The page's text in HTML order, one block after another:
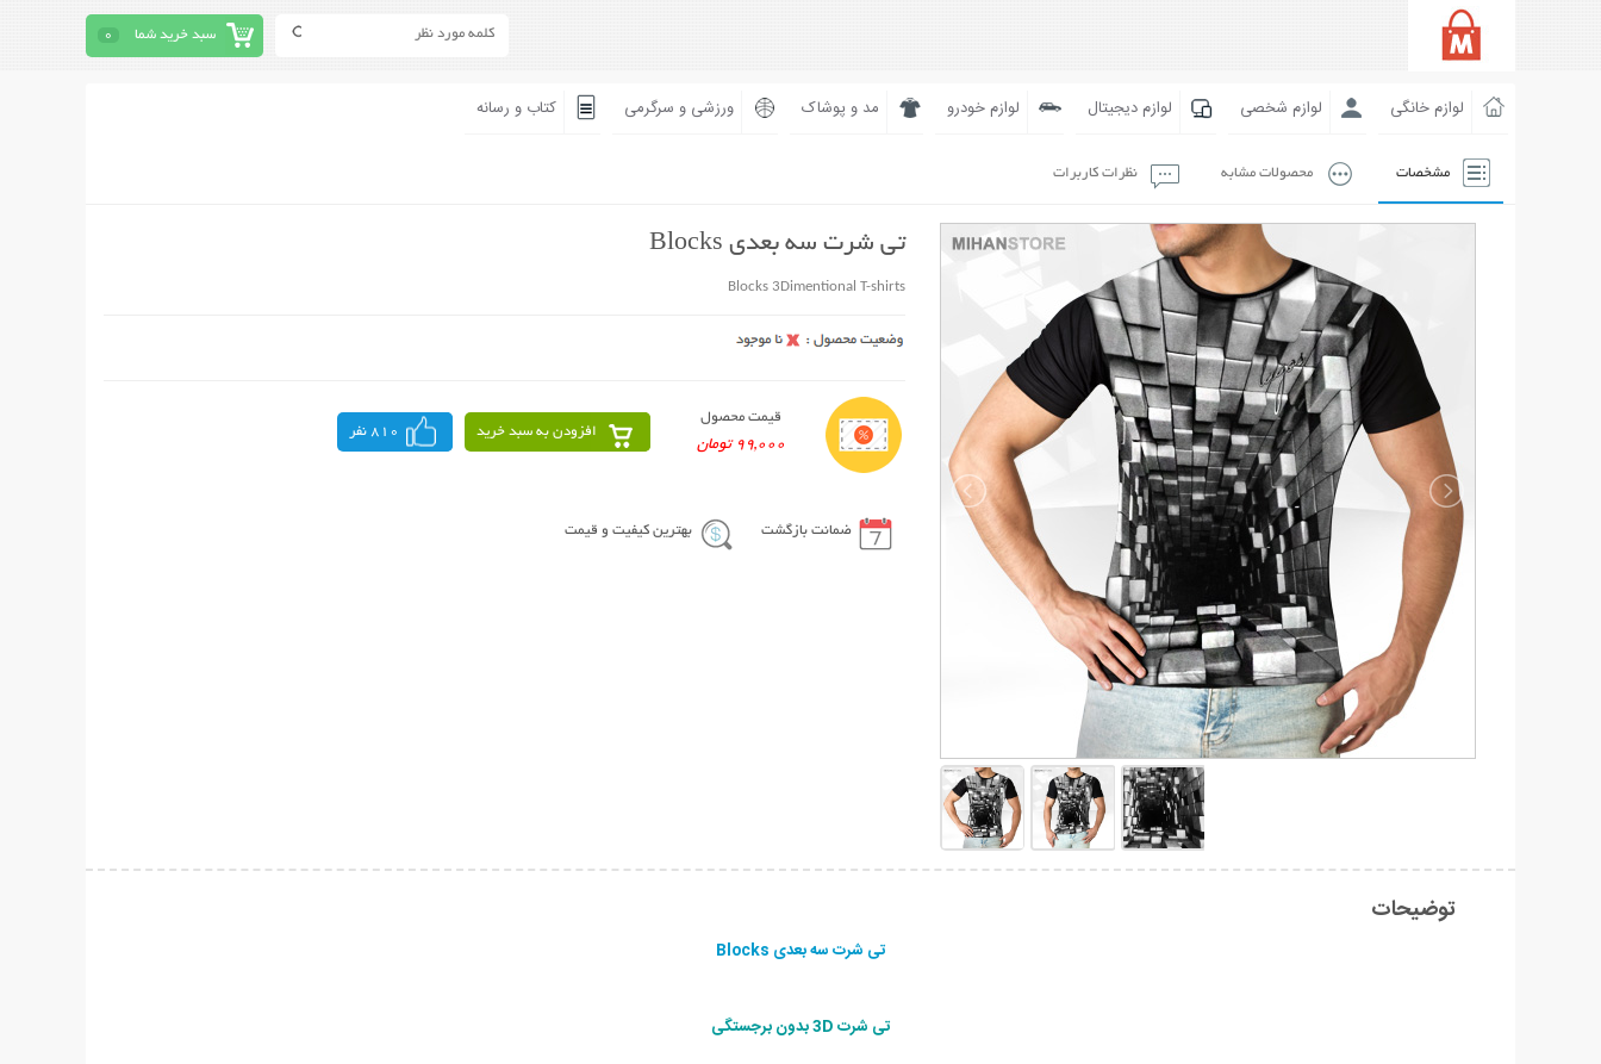
سبد خرید شما 0
لوازم خانگی لوازم شخصی لوازم دیجیتال لوازم خودرو مد و پوشاک ورزشی و سرگرمی کتاب و رسانه
مشخصات محصولات مشابه نظرات کاربرات
تی شرت سه بعدی Blocks
Blocks 3Dimentional T-shirts
قیمت محصول
99,000 تومان
افزودن به سبد خرید 810 نفر
ضمانت بازگشت بهترین کیفیت و قیمت
توضیحات
تی شرت سه بعدی Blocks
تی شرت 3D بدون برجستگی